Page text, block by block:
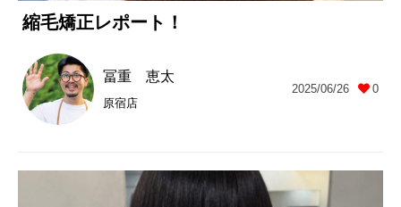
縮毛矯正レポート！
冨重 恵太
原宿店
2025/06/26 0